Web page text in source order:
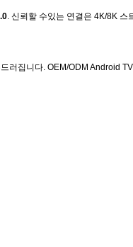
. 신뢰할 수있는 연결은 4K/8K
러집니다. OEM/ODM Android